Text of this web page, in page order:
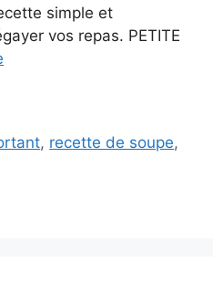
simple et
vos repas. PETITE
, recette de soupe,